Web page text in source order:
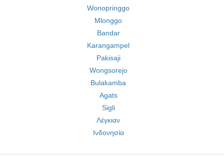
Wonopringgo
Mlonggo
Bandar
Karangampel
Pakisaji
Wongsorejo
Bulakamba
Agats
Sigli
Λέγκιαν
Ινδονησία